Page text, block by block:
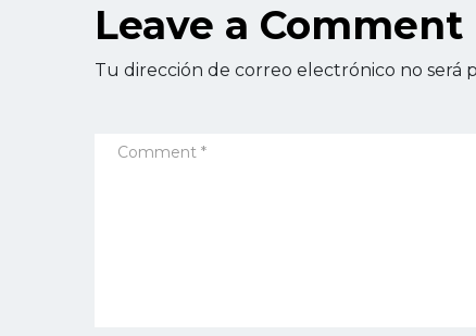
Leave a Comment
Tu dirección de correo electrónico no será